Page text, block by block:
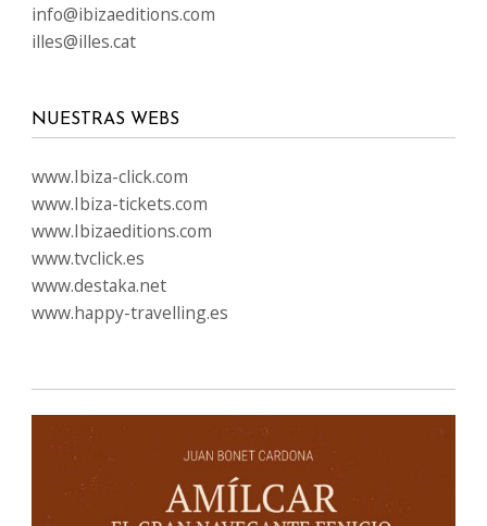
info@ibizaeditions.com
illes@illes.cat
NUESTRAS WEBS
www.Ibiza-click.com
www.Ibiza-tickets.com
www.Ibizaeditions.com
www.tvclick.es
www.destaka.net
www.happy-travelling.es